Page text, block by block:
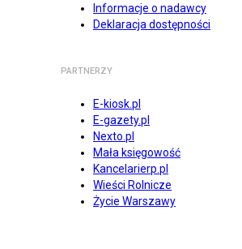
Informacje o nadawcy
Deklaracja dostępności
PARTNERZY
E-kiosk.pl
E-gazety.pl
Nexto.pl
Mała księgowość
Kancelarierp.pl
Wieści Rolnicze
Życie Warszawy